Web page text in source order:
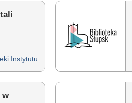
Instytutu
w